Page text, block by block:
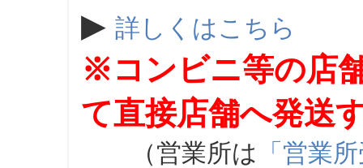
▶ 詳しくはこちら
※コンビニ等の店
て直接店舗へ発送
（営業所は 「営業